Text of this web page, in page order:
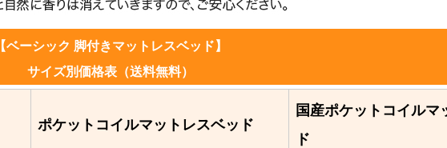
【ベーシック 脚付きマットレスベッド】
サイズ別価格表（送料無料）
ポケットコイルマットレスベッド
国産ポケットコイルマ
ド